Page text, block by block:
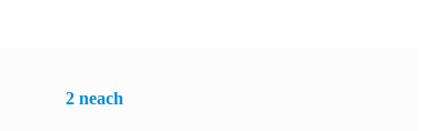
2 neach